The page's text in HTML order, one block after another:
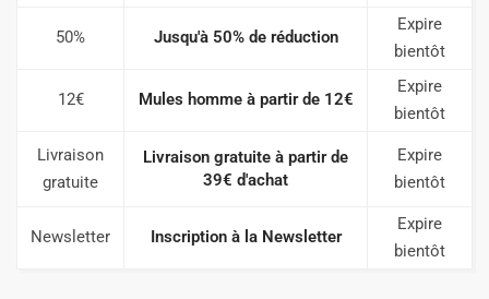
50% Jusqu'à 50% de réduction
Expire
bientôt
12€ Mules homme à partir de 12€
Expire
bientôt
Livraison
gratuite
Livraison gratuite à partir de
39€ d'achat
Expire
bientôt
Newsletter Inscription à la Newsletter
Expire
bientôt